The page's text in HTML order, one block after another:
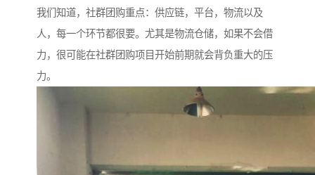
我们知道，社群团购重点：供应链，平台，物流以及
人，每一个环节都很要。尤其是物流仓储，如果不会借
力，很可能在社群团购项目开始前期就会背负重大的压
力。